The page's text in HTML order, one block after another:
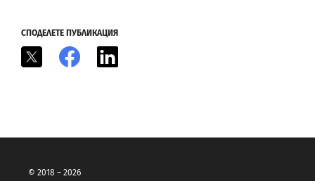
СПОДЕЛЕТЕ ПУБЛИКАЦИЯ
Facebook
© 2018 – 2026